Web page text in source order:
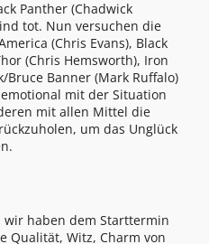
Panther (Chadwick
tot. Nun versuchen die
(Chris Evans), Black
(Chris Hemsworth), Iron
Bruce Banner (Mark Ruffalo)
mit der Situation
mit allen Mittel die
um das Unglück
haben dem Starttermin
Qualität, Witz, Charm von